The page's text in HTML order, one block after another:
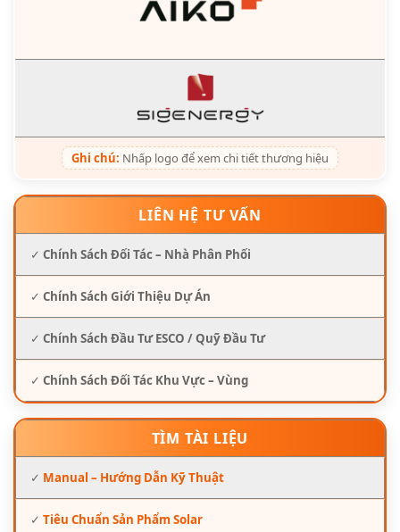
Ghi chú: Nhấp logo để xem chi tiết thương hiệu
LIÊN HỆ TƯ VẤN
✓ Chính Sách Đối Tác – Nhà Phân Phối
✓ Chính Sách Giới Thiệu Dự Án
✓ Chính Sách Đầu Tư ESCO / Quỹ Đầu Tư
✓ Chính Sách Đối Tác Khu Vực – Vùng
TÌM TÀI LIỆU
✓ Manual – Hướng Dẫn Kỹ Thuật
✓ Tiêu Chuẩn Sản Phẩm Solar